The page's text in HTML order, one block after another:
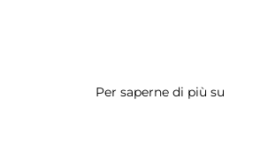
Per saperne di più su